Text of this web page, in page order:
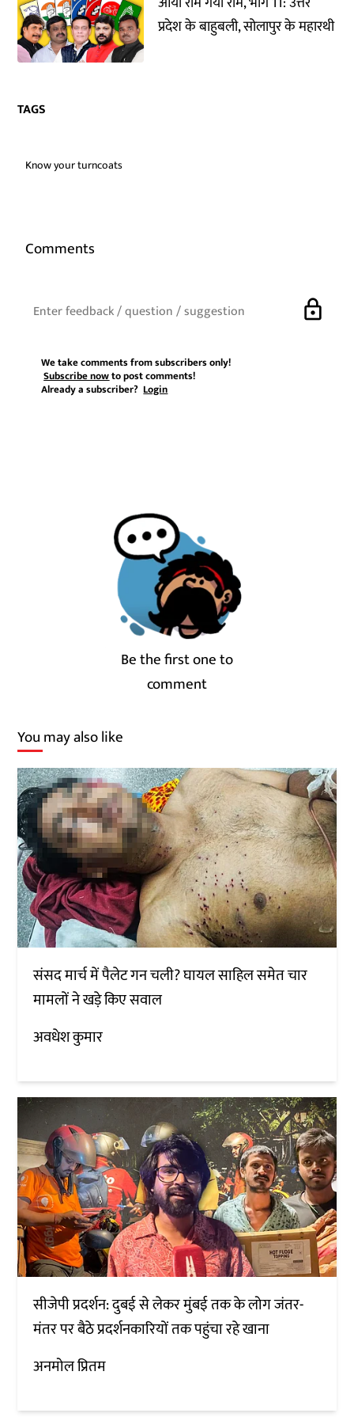
प्रदेश के बाहुबली, सोलापुर के महारथी
TAGS
Know your turncoats
Comments
lock
We take comments from subscribers only!
Subscribe nowto post comments!
Already a subscriber?Login
Be the first one to
comment
You may also like
संसद मार्च में पैलेट गन चली? घायल साहिल समेत चार
मामलों ने खड़े किए सवाल
अवधेश कुमार
सीजेपी प्रदर्शन: दुबई से लेकर मुंबई तक के लोग जंतर-
मंतर पर बैठे प्रदर्शनकारियों तक पहुंचा रहे खाना
अनमोल प्रितम